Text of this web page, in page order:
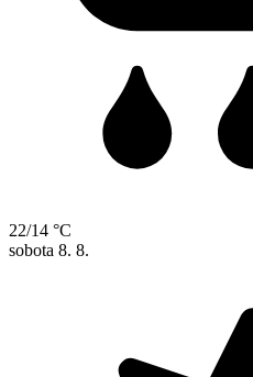
22/14 °C
sobota 8. 8.